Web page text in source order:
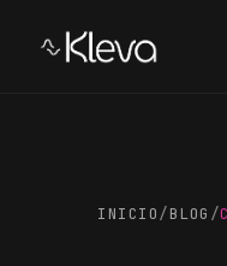
INICIO/BLOG /